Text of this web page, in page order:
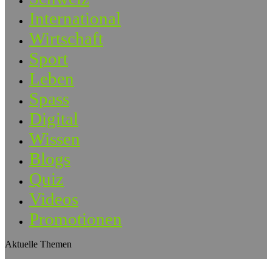
International
Wirtschaft
Sport
Leben
Spass
Digital
Wissen
Blogs
Quiz
Videos
Promotionen
Aktuelle Themen